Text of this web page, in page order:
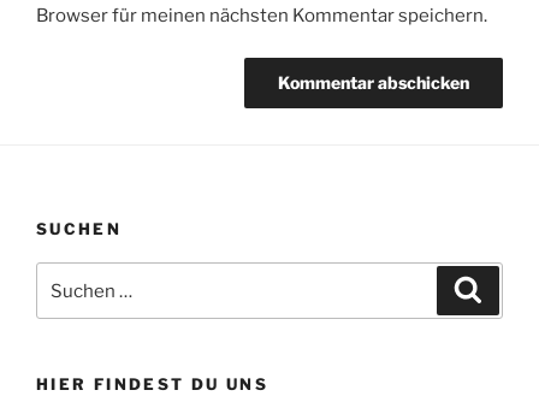
Browser für meinen nächsten Kommentar speichern.
SUCHEN
nach:
HIER FINDEST DU UNS